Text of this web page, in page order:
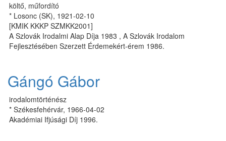
költő, műfordító
* Losonc (SK), 1921-02-10
[KMIK KKKP SZMKK2001]
A Szlovák Irodalmi Alap Díja 1983 , A Szlovák Irodalom
Fejlesztésében Szerzett Érdemekért-érem 1986.
Gángó Gábor
irodalomtörténész
* Székesfehérvár, 1966-04-02
Akadémiai Ifjúsági Díj 1996.